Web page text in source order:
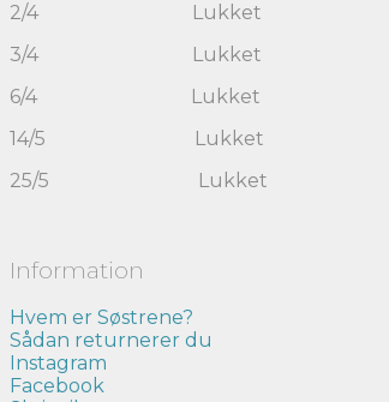
2/4 Lukket
3/4 Lukket
6/4 Lukket
14/5 Lukket
25/5 Lukket
Information
Hvem er Søstrene?
Sådan returnerer du
Instagram
Facebook